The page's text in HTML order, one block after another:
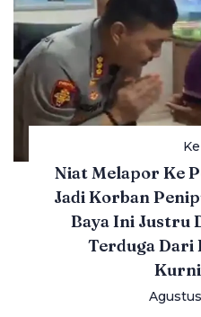
Niat Melapor Ke
Jadi Korban
Baya Ini Justru
Terduga Dari